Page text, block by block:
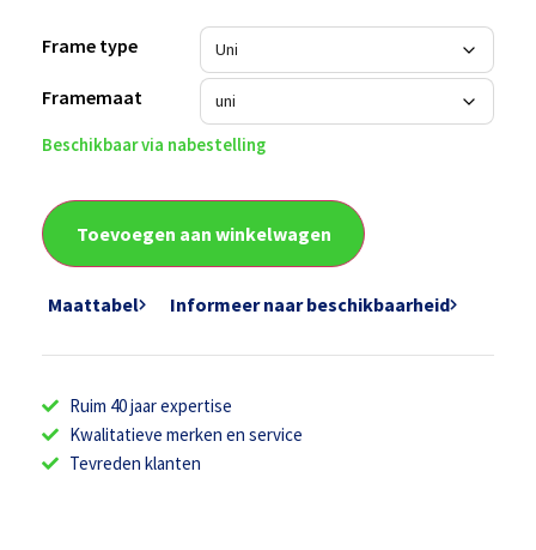
Frame type
Framemaat
Beschikbaar via nabestelling
Toevoegen aan winkelwagen
Maattabel Informeer naar beschikbaarheid
Ruim 40 jaar expertise
Kwalitatieve merken en service
Tevreden klanten